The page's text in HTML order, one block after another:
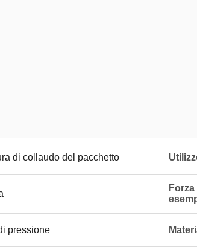
di collaudo del pacchetto
pressione